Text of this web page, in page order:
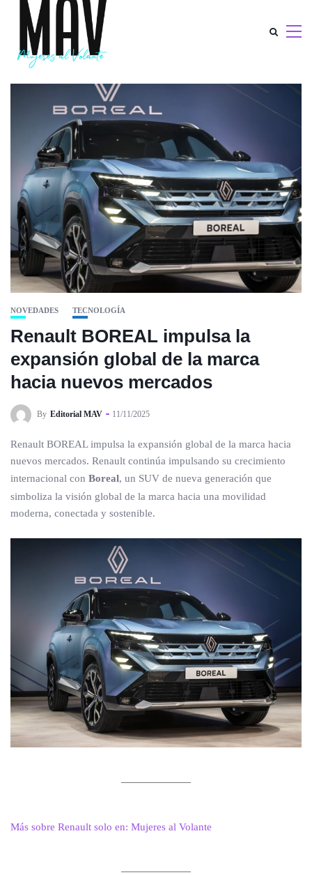
NOVEDADES TECNOLOGÍA
Renault BOREAL impulsa la
expansión global de la marca
hacia nuevos mercados
By Editorial MAV 11/11/2025
Renault BOREAL impulsa la expansión global de la marca hacia
nuevos mercados. Renault continúa impulsando su crecimiento
internacional con Boreal, un SUV de nueva generación que
simboliza la visión global de la marca hacia una movilidad
moderna, conectada y sostenible.
Más sobre Renault solo en: Mujeres al Volante